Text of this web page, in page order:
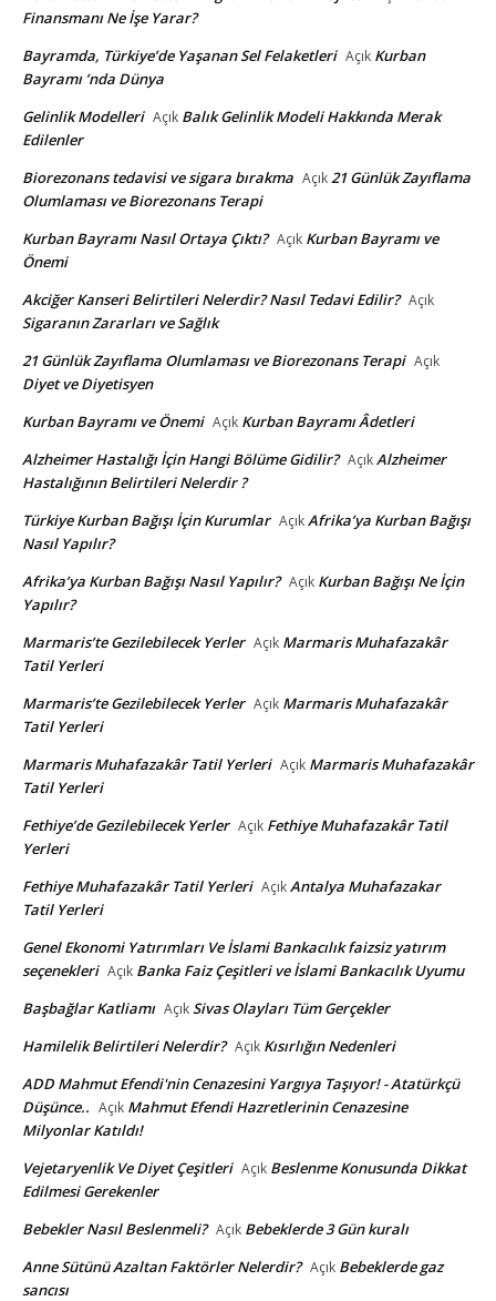
Finansmanı Ne İşe Yarar?
Bayramda, Türkiye’de Yaşanan Sel Felaketleri Açık Kurban
Bayramı ’nda Dünya
Gelinlik Modelleri Açık Balık Gelinlik Modeli Hakkında Merak
Edilenler
Biorezonans tedavisi ve sigara bırakma Açık21 Günlük Zayıflama
Olumlaması ve Biorezonans Terapi
Kurban Bayramı Nasıl Ortaya Çıktı? Açık Kurban Bayramı ve
Önemi
Akciğer Kanseri Belirtileri Nelerdir? Nasıl Tedavi Edilir? Açık
Sigaranın Zararları ve Sağlık
21 Günlük Zayıflama Olumlaması ve Biorezonans Terapi Açık
Diyet ve Diyetisyen
Kurban Bayramı ve Önemi Açık Kurban Bayramı Âdetleri
Alzheimer Hastalığı İçin Hangi Bölüme Gidilir? AçıkAlzheimer
Hastalığının Belirtileri Nelerdir ?
Türkiye Kurban Bağışı İçin Kurumlar AçıkAfrika’ya Kurban Bağışı
Nasıl Yapılır?
Afrika’ya Kurban Bağışı Nasıl Yapılır? Açık Kurban Bağışı Ne İçin
Yapılır?
Marmaris’te Gezilebilecek Yerler Açık Marmaris Muhafazakâr
Tatil Yerleri
Marmaris’te Gezilebilecek Yerler Açık Marmaris Muhafazakâr
Tatil Yerleri
Marmaris Muhafazakâr Tatil Yerleri Açık Marmaris Muhafazakâr
Tatil Yerleri
Fethiye’de Gezilebilecek Yerler Açık Fethiye Muhafazakâr Tatil
Yerleri
Fethiye Muhafazakâr Tatil Yerleri AçıkAntalya Muhafazakar
Tatil Yerleri
Genel Ekonomi Yatırımları Ve İslami Bankacılık faizsiz yatırım
seçenekleri Açık Banka Faiz Çeşitleri ve İslami Bankacılık Uyumu
Başbağlar Katliamı AçıkSivas Olayları Tüm Gerçekler
Hamilelik Belirtileri Nelerdir? Açık Kısırlığın Nedenleri
ADD Mahmut Efendi'nin Cenazesini Yargıya Taşıyor! - Atatürkçü
Düşünce.. Açık Mahmut Efendi Hazretlerinin Cenazesine
Milyonlar Katıldı!
Vejetaryenlik Ve Diyet Çeşitleri Açık Beslenme Konusunda Dikkat
Edilmesi Gerekenler
Bebekler Nasıl Beslenmeli? Açık Bebeklerde 3 Gün kuralı
Anne Sütünü Azaltan Faktörler Nelerdir? Açık Bebeklerde gaz
sancısı